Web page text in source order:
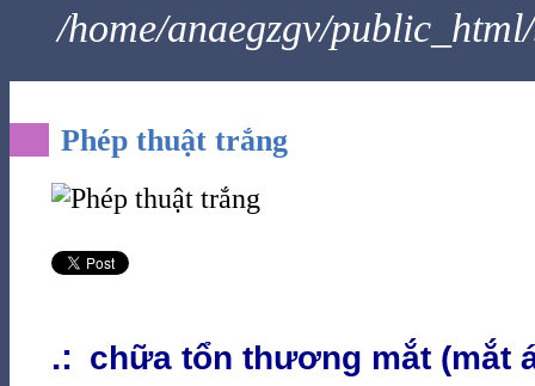
/home/anaegzgv/
Phép thuật trắng
.: chữa tổn thương mắt (mắt